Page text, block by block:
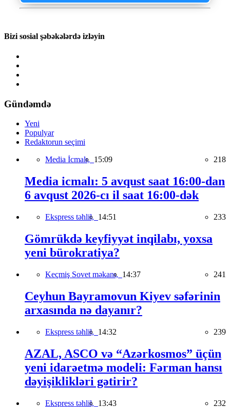
Bizi sosial şəbəkələrdə izləyin
Gündəmdə
Yeni
Populyar
Redaktorun seçimi
Media İcmalı, 15:09 218
Media icmalı: 5 avqust saat 16:00-dan
6 avqust 2026-cı il saat 16:00-dək
Ekspress təhlil, 14:51 233
Gömrükdə keyfiyyət inqilabı, yoxsa
yeni bürokratiya?
Keçmiş Sovet məkanı, 14:37 241
Ceyhun Bayramovun Kiyev səfərinin
arxasında nə dayanır?
Ekspress təhlil, 14:32 239
AZAL, ASCO və “Azərkosmos” üçün
yeni idarəetmə modeli: Fərman hansı
dəyişiklikləri gətirir?
Ekspress təhlil, 13:43 232